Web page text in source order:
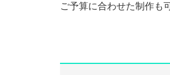
ご予算に合わせた制作も